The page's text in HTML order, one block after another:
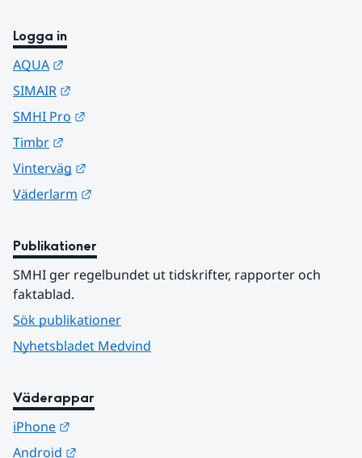
Logga in
AQUA
SIMAIR
SMHI Pro
Timbr
Vinterväg
Väderlarm
Publikationer
SMHI ger regelbundet ut tidskrifter, rapporter och
faktablad.
Sök publikationer
Nyhetsbladet Medvind
Väderappar
iPhone
Android